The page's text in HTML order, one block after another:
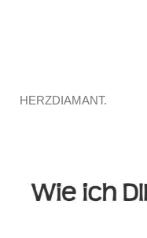
HERZDIAMANT.